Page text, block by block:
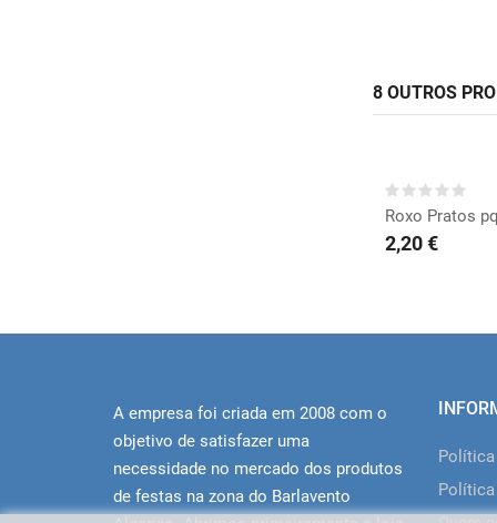
8 OUTROS
Roxo Pratos
2,20 €
A empresa foi criada em 2008 com o
objetivo de satisfazer uma
necessidade no mercado dos produtos
de festas na zona do Barlavento
Política